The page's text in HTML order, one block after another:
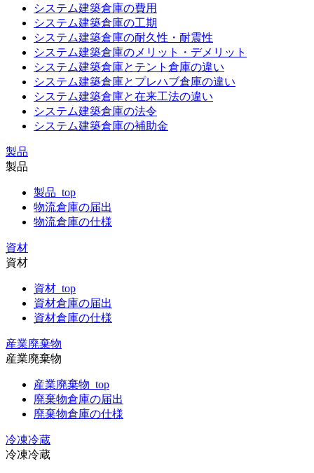
システム建築倉庫の費用
システム建築倉庫の工期
システム建築倉庫の耐久性・耐震性
システム建築倉庫のメリット・デメリット
システム建築倉庫とテント倉庫の違い
システム建築倉庫とプレハブ倉庫の違い
システム建築倉庫と在来工法の違い
システム建築倉庫の法令
システム建築倉庫の補助金
製品
製品
製品_top
物流倉庫の届出
物流倉庫の仕様
資材
資材
資材_top
資材倉庫の届出
資材倉庫の仕様
産業廃棄物
産業廃棄物
産業廃棄物_top
廃棄物倉庫の届出
廃棄物倉庫の仕様
冷凍冷蔵
冷凍冷蔵